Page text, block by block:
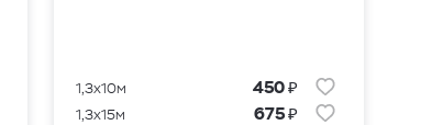
1,3x10м 450₽
1,3x15м 675₽